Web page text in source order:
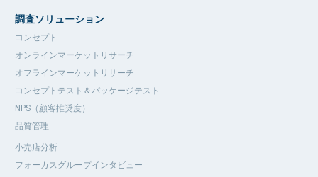
調査ソリューション
コンセプト
オンラインマーケットリサーチ
オフラインマーケットリサーチ
コンセプトテスト＆パッケージテスト
NPS（顧客推奨度）
品質管理
小売店分析
フォーカスグループインタビュー